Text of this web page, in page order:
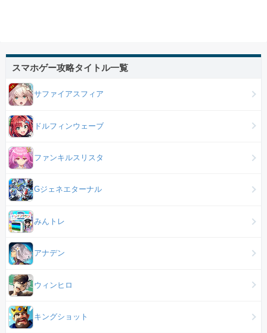
スマホゲー攻略タイトル一覧
サファイアスフィア
ドルフィンウェーブ
ファンキルスリスタ
Gジェネエターナル
みんトレ
アナデン
ウィンヒロ
キングショット